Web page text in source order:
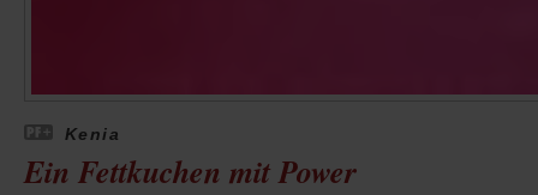
Kenia
Ein Fettkuchen mit Power